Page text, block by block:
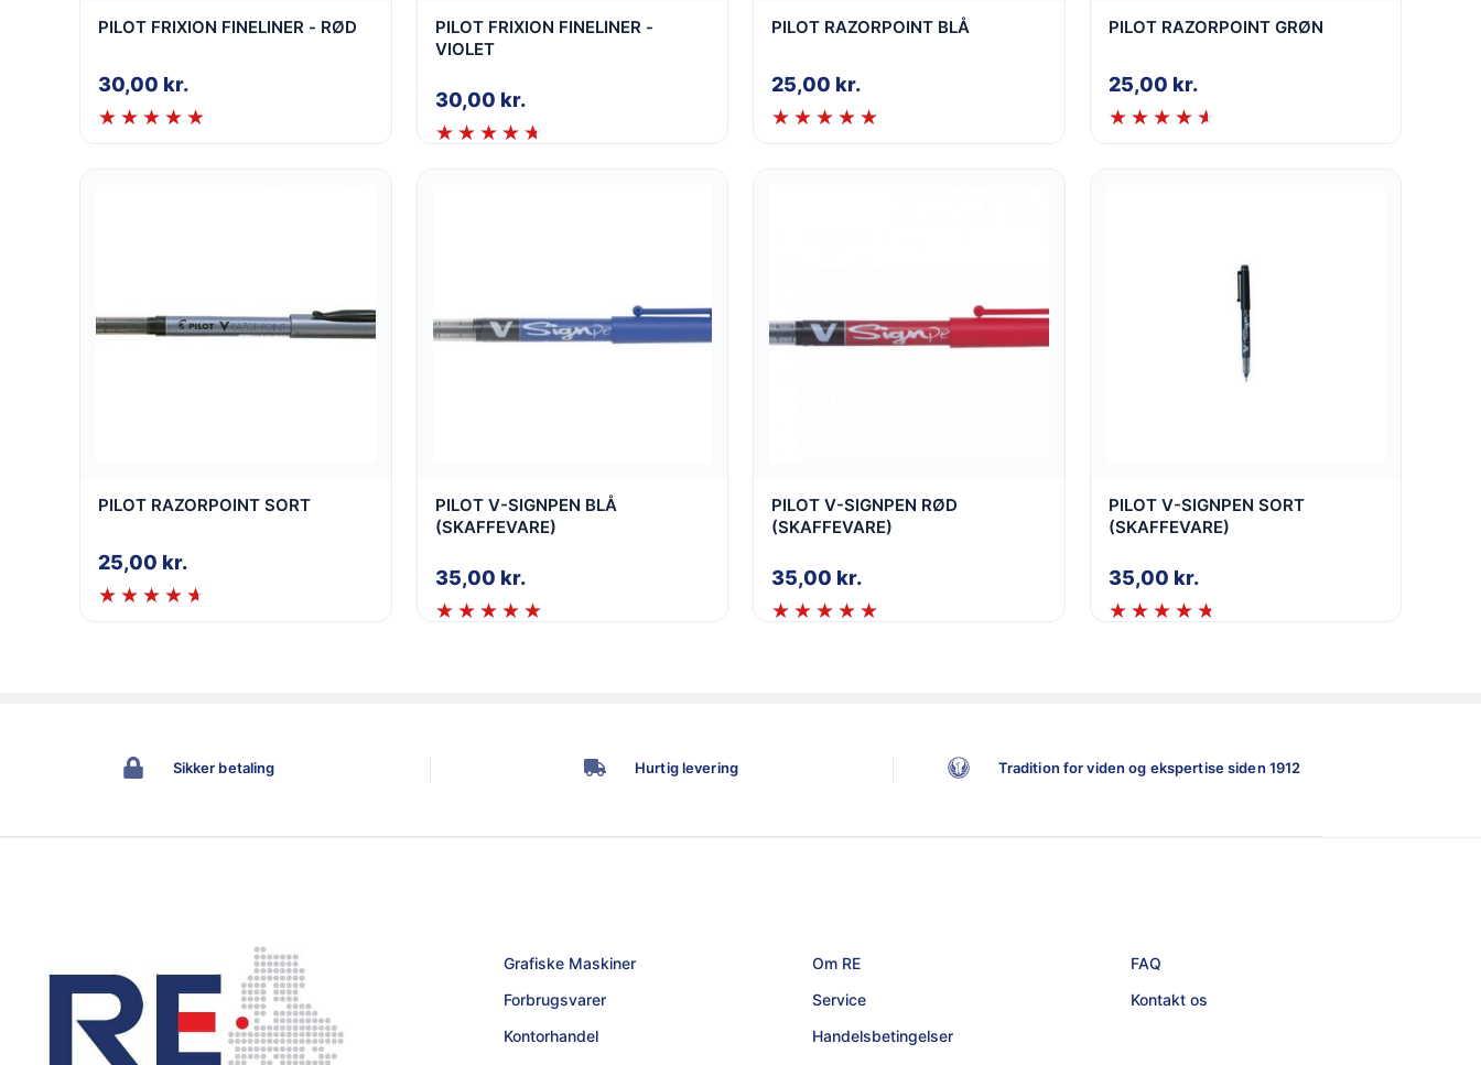
PILOT FRIXION FINELINER - RØD
30,00 kr.
PILOT FRIXION FINELINER -
VIOLET
30,00 kr.
PILOT RAZORPOINT BLÅ
25,00 kr.
PILOT RAZORPOINT GRØN
25,00 kr.
PILOT RAZORPOINT SORT
25,00 kr.
PILOT V-SIGNPEN BLÅ
(SKAFFEVARE)
35,00 kr.
PILOT V-SIGNPEN RØD
(SKAFFEVARE)
35,00 kr.
PILOT V-SIGNPEN SORT
(SKAFFEVARE)
35,00 kr.
Sikker betaling Hurtig levering Tradition for viden og ekspertise siden 1912
Grafiske Maskiner
Forbrugsvarer
Kontorhandel
Om RE
Service
Handelsbetingelser
FAQ
Kontakt os